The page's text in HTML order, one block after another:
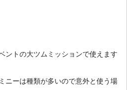
ントの大ツムミッションで使えます
ニーは種類が多いので意外と使う場